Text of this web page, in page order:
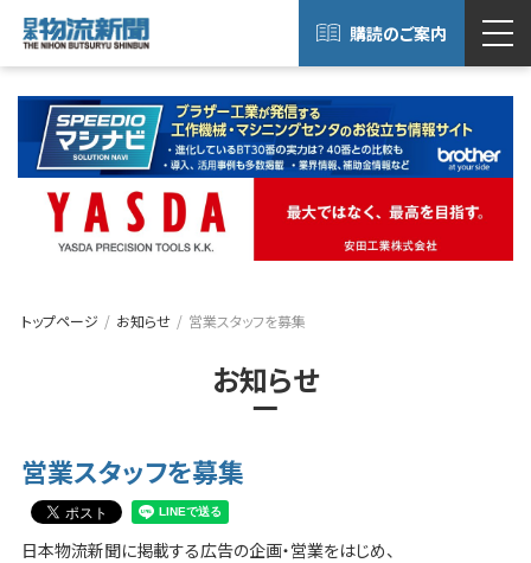
購読のご案内
トップページ お知らせ 営業スタッフを募集
お知らせ
営業スタッフを募集
日本物流新聞に掲載する広告の企画・営業をはじめ、